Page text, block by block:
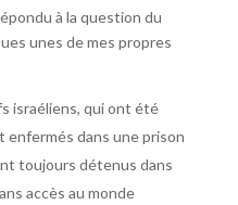
à la question du
unes de mes propres
israéliens, qui ont été
enfermés dans une prison
toujours détenus dans
accès au monde